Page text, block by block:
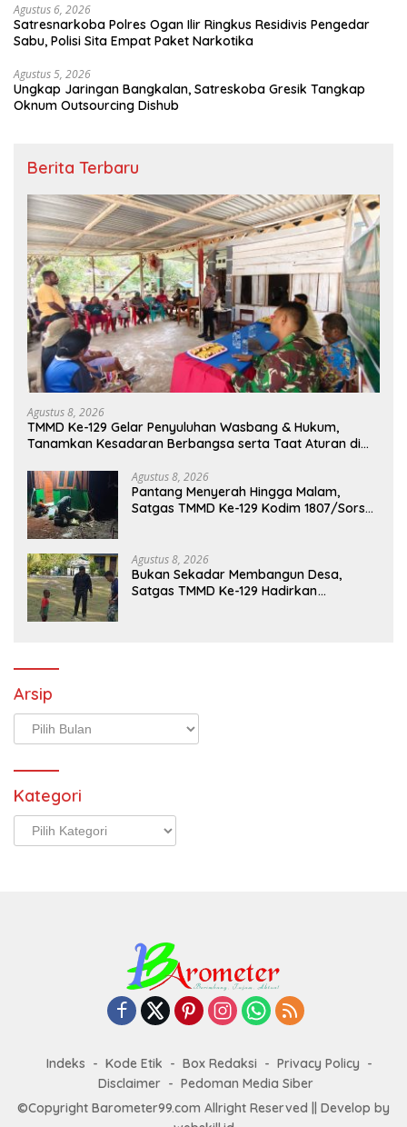
Agustus 6, 2026
Satresnarkoba Polres Ogan Ilir Ringkus Residivis Pengedar
Sabu, Polisi Sita Empat Paket Narkotika
Agustus 5, 2026
Ungkap Jaringan Bangkalan, Satreskoba Gresik Tangkap
Oknum Outsourcing Dishub
Berita Terbaru
Agustus 8, 2026
TMMD Ke-129 Gelar Penyuluhan Wasbang & Hukum,
Tanamkan Kesadaran Berbangsa serta Taat Aturan di
Agustus 8, 2026
Pantang Menyerah Hingga Malam,
Satgas TMMD Ke-129 Kodim 1807/Sorsel
Agustus 8, 2026
Bukan Sekadar Membangun Desa,
Satgas TMMD Ke-129 Hadirkan
Arsip
Arsip
Kategori
Kategori
Indeks Kode Etik Box Redaksi
Privacy Policy
Disclaimer
Pedoman Media Siber
©Copyright Barometer99.com Allright Reserved || Develop by